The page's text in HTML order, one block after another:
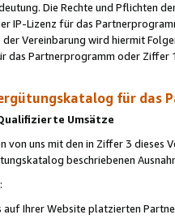
Die Rechte und Pflichten
IP-Lizenz für das
der Vereinbarung wird hiermit
das Partnerprogramm oder
für das
Umsätze
von uns mit den in Ziffer 3
beschriebenen
:
Ihrer Website platzierten